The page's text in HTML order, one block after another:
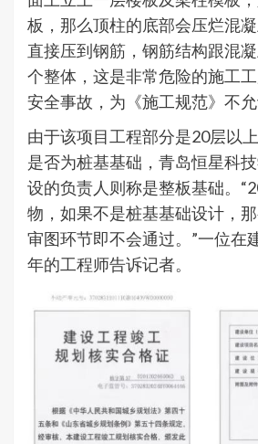
板，那么顶柱的底部会压烂混
直接压到钢筋，钢筋结构跟混
个整体，这是非常危险的施工
安全事故，为《施工规范》不
由于该项目工程部分是20层以
是否为桩基基础，青岛恒星科
设的负责人则称是整板基础。
物，如果不是桩基基础设计，
审图环节即不会通过。”一位在
年的工程师告诉记者。